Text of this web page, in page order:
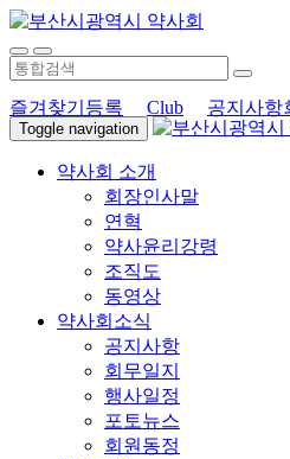
즐겨찾기등록 Club 공지사항
Toggle navigation
약사회 소개
회장인사말
연혁
약사윤리강령
조직도
동영상
약사회소식
공지사항
회무일지
행사일정
포토뉴스
회원동정